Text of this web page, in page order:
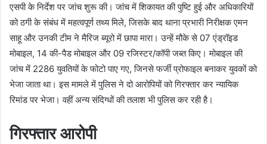
एसपी के निर्देश पर जांच शुरू की। जांच में शिकायत की पुष्टि हुई और अधिकारियों
को ठगी के संबंध में महत्वपूर्ण तथ्य मिले, जिसके बाद थाना प्रभारी निरीक्षक एमन
साहू और उनकी टीम ने मैरिज ब्यूरो में छापा मारा। उन्हें मौके से 07 एंड्रॉइड
मोबाइल, 14 की-पैड मोबाइल और 09 रजिस्टर/कॉपी जब्त किए। मोबाइल की
जांच में 2286 युवतियों के फोटो पाए गए, जिनसे फर्जी प्रोफाइल बनाकर युवकों को
भेजा जाता था। इस मामले में पुलिस ने दो आरोपियों को गिरफ्तार कर न्यायिक
रिमांड पर भेजा। वहीं अन्य संदिग्धों की तलाश भी पुलिस कर रही है।
गिरफ्तार आरोपी